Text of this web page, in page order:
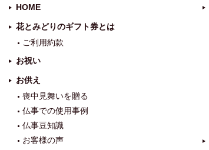
HOME
花とみどりのギフト券とは
ご利用約款
お祝い
お供え
喪中見舞いを贈る
仏事での使用事例
仏事豆知識
お客様の声